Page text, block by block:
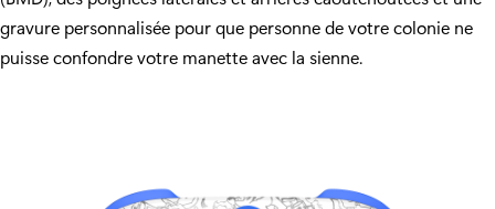
gravure personnalisée pour que personne de votre colonie ne
puisse confondre votre manette avec la sienne.